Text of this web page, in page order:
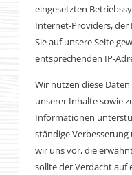
eingesetzten
Internet-Providers, der
Sie auf unsere Seite
entsprechenden IP-
Wir nutzen diese
unserer Inhalte sowie
Informationen
ständige
wir uns vor, die
sollte der Verdacht auf